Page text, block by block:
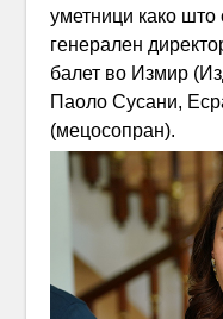
уметници како што
генерален
балет во Измир
Паоло Сусани,
(мецосопран).